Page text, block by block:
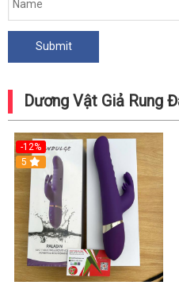
Dương Vật Giả Rung
-12%
5